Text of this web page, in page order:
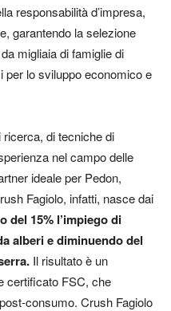
responsabilità d’impresa,
garantendo la selezione
migliaia di famiglie di
per lo sviluppo economico e
ricerca, di tecniche di
nel campo delle
ideale per Pedon,
Fagiolo, infatti, nasce dai
del 15% l’impiego di
alberi e diminuendo del
Il risultato è un
certificato FSC, che
consumo. Crush Fagiolo